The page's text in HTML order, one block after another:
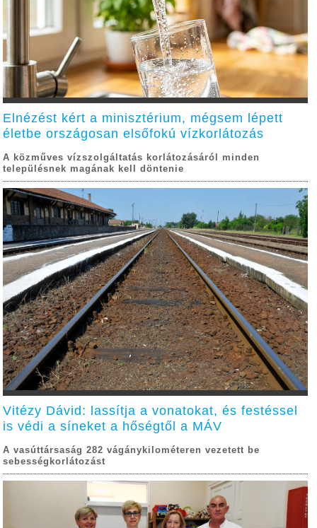
Elnézést kért a minisztérium, mégsem lépett
életbe országosan elsőfokú vízkorlátozás
A közműves vízszolgáltatás korlátozásáról minden
településnek magának kell döntenie
Vitézy Dávid: lassítja a vonatokat, és festéssel
is védi a síneket a hőségtől a MÁV
A vasúttársaság 282 vágánykilométeren vezetett be
sebességkorlátozást